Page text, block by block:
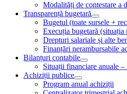
Modalități de contestare a
Transparență bugetară
Bugetul (toate sursele +
Execuția bugetară
Drepturi salariale și alte
Finanțări nerambursabile
Bilanțuri contabile
Situații financiare anuale
Achiziții publice
Program anual achiziții